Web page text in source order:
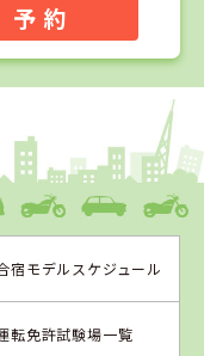
予 約
マキオドライビ
宿モデルスケジュール
転免許試験場一覧